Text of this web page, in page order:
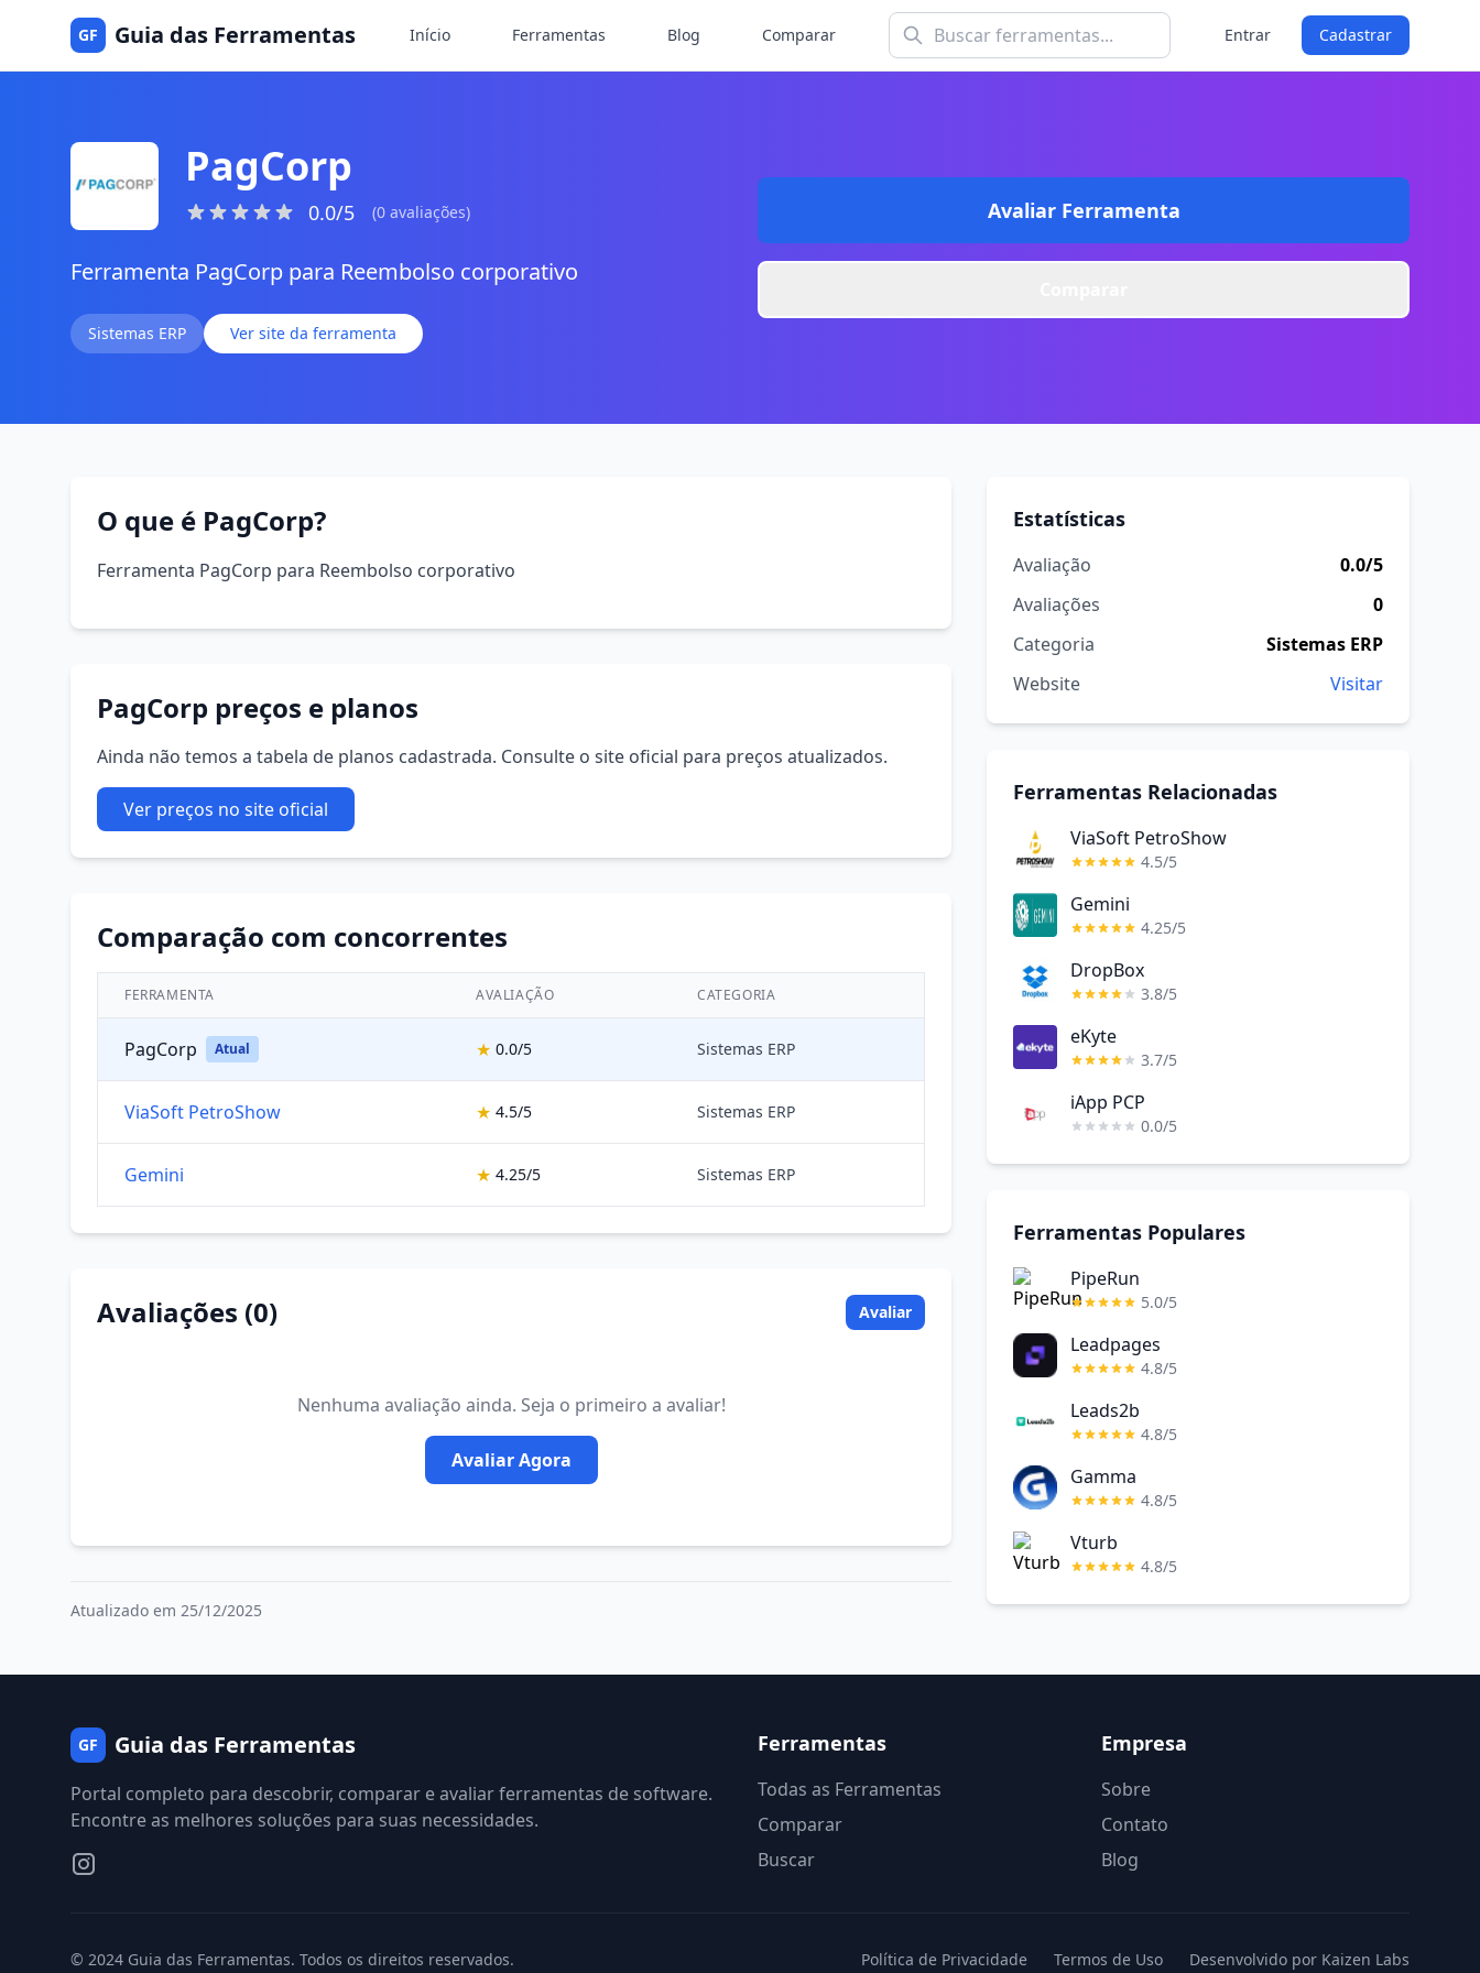
GF Guia das Ferramentas Início Ferramentas Blog Comparar Entrar Cadastrar
PagCorp
0.0/5 (0 avaliações)
Ferramenta PagCorp para Reembolso corporativo
Sistemas ERP Ver site da ferramenta
Avaliar Ferramenta
O que é PagCorp?
Ferramenta PagCorp para Reembolso corporativo
PagCorp preços e planos
Ainda não temos a tabela de planos cadastrada. Consulte o site oficial para preços atualizados.
Ver preços no site oficial
Comparação com concorrentes
FERRAMENTA AVALIAÇÃO CATEGORIA
PagCorp Atual ★ 0.0/5 Sistemas ERP
ViaSoft PetroShow ★ 4.5/5 Sistemas ERP
Gemini ★ 4.25/5 Sistemas ERP
Avaliações (0) Avaliar
Nenhuma avaliação ainda. Seja o primeiro a avaliar!
Avaliar Agora
Atualizado em 25/12/2025
Estatísticas
Avaliação
0.0/5
Avaliações
0
Categoria
Sistemas ERP
Website
Visitar
Ferramentas Relacionadas
ViaSoft PetroShow
4.5/5
Gemini
4.25/5
DropBox
3.8/5
eKyte
3.7/5
iApp PCP
0.0/5
Ferramentas Populares
PipeRun
5.0/5
Leadpages
4.8/5
Leads2b
4.8/5
Gamma
4.8/5
Vturb
4.8/5
GF Guia das Ferramentas
Portal completo para descobrir, comparar e avaliar ferramentas de software.
Encontre as melhores soluções para suas necessidades.
Ferramentas
Todas as Ferramentas
Comparar
Buscar
Empresa
Sobre
Contato
Blog
© 2024 Guia das Ferramentas. Todos os direitos reservados. Política de Privacidade Termos de Uso Desenvolvido por Kaizen Labs